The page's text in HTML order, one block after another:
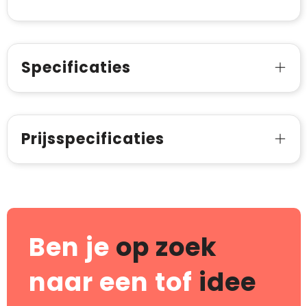
Specificaties
Prijsspecificaties
Ben je op zoek
naar een tof idee